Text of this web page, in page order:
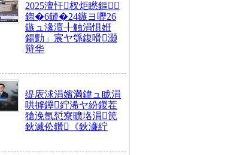
2025澶忓杈炬矁鏂
鍧�6鏈�24鏃ヨ嚦26
鏃ュ湪澶╂触涓惧姙
鍚勯」宸ヤ綔鍑嗗灏
辩华
缇庡浗涓嬪満鍏ュ眬涓
哄摢鑸紵浠ヤ紛鍐茬
獊浼氬惁寮曠垎涓笢
鈥滅伀鑽《鈥濓紵